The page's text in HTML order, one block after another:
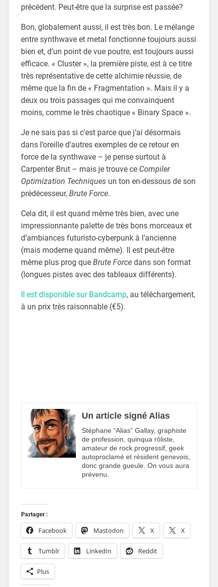
précédent. Peut-être que la surprise est passée?
Bon, globalement aussi, il est très bon. Le mélange
entre synthwave et metal fonctionne toujours aussi
bien et, d’un point de vue poutre, est toujours aussi
efficace. « Cluster », la première piste, est à ce titre
très représentative de cette alchimie réussie, de
même que la fin de « Fragmentation ». Mais il y a
deux ou trois passages qui me convainquent
moins, comme le très chaotique « Binary Space ».
Je ne sais pas si c’est parce que j’ai désormais
dans l’oreille d’autres exemples de ce retour en
force de la synthwave – je pense surtout à
Carpenter Brut – mais je trouve ce Compiler
Optimization Techniquesun ton en-dessous de son
prédécesseur, Brute Force.
Cela dit, il est quand même très bien, avec une
impressionnante palette de très bons morceaux et
d’ambiances futuristo-cyberpunk à l’ancienne
(mais moderne quand même). Il est peut-être
même plus prog que Brute Forcedans son format
(longues pistes avec des tableaux différents).
Il est disponible sur Bandcamp, au téléchargement,
à un prix très raisonnable (€5).
Un article signé Alias
Stéphane “Alias” Gallay, graphiste
de profession, quinqua rôliste,
amateur de rock progressif, geek
autoproclamé et résident genevois,
donc grande gueule. On vous aura
prévenu.
Partager :
Facebook Mastodon X X
Tumblr LinkedIn Reddit
Plus